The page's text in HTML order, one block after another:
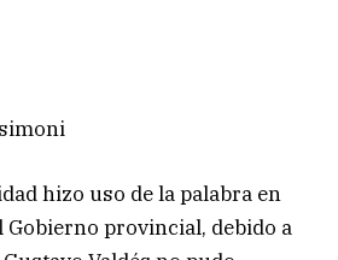
hizo uso de la palabra en
provincial, debido a